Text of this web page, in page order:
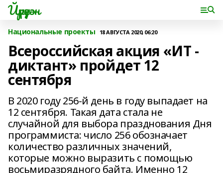
Йүрүҙән
Национальные проекты 18 АВГУСТА 2020, 06:20
Всероссийская акция «ИТ -
диктант» пройдет 12
сентября
В 2020 году 256-й день в году выпадает на
12 сентября. Такая дата стала не
случайной для выбора празднования Дня
программиста: число 256 обозначает
количество различных значений,
которые можно выразить с помощью
восьмиразрядного байта. Именно 12